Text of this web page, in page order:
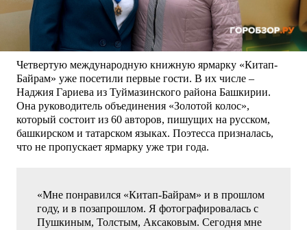
Четвертую международную книжную ярмарку «Китап-
Байрам» уже посетили первые гости. В их числе –
Наджия Гариева из Туймазинского района Башкирии.
Она руководитель объединения «Золотой колос»,
который состоит из 60 авторов, пишущих на русском,
башкирском и татарском языках. Поэтесса призналась,
что не пропускает ярмарку уже три года.
«Мне понравился «Китап-Байрам» и в прошлом
году, и в позапрошлом. Я фотографировалась с
Пушкиным, Толстым, Аксаковым. Сегодня мне